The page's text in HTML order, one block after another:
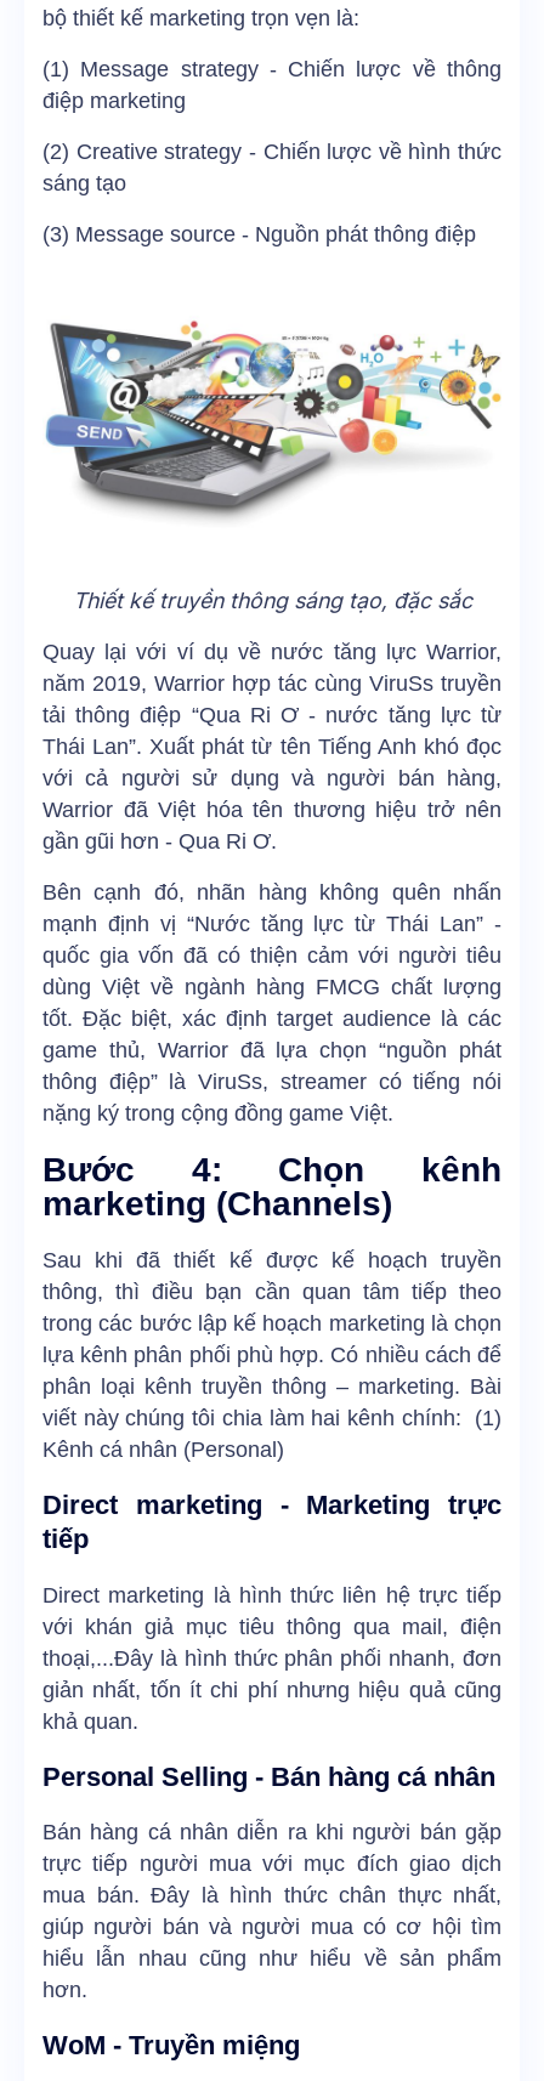
bộ thiết kế marketing trọn vẹn là:
(1) Message strategy - Chiến lược về thông
điệp marketing
(2) Creative strategy - Chiến lược về hình thức
sáng tạo
(3) Message source - Nguồn phát thông điệp
Thiết kế truyền thông sáng tạo, đặc sắc
Quay lại với ví dụ về nước tăng lực Warrior,
năm 2019, Warrior hợp tác cùng ViruSs truyền
tải thông điệp “Qua Ri Ơ - nước tăng lực từ
Thái Lan”. Xuất phát từ tên Tiếng Anh khó đọc
với cả người sử dụng và người bán hàng,
Warrior đã Việt hóa tên thương hiệu trở nên
gần gũi hơn - Qua Ri Ơ.
Bên cạnh đó, nhãn hàng không quên nhấn
mạnh định vị “Nước tăng lực từ Thái Lan” -
quốc gia vốn đã có thiện cảm với người tiêu
dùng Việt về ngành hàng FMCG chất lượng
tốt. Đặc biệt, xác định target audience là các
game thủ, Warrior đã lựa chọn “nguồn phát
thông điệp” là ViruSs, streamer có tiếng nói
nặng ký trong cộng đồng game Việt.
Bước 4: Chọn kênh
marketing (Channels)
Sau khi đã thiết kế được kế hoạch truyền
thông, thì điều bạn cần quan tâm tiếp theo
trong các bước lập kế hoạch marketing là chọn
lựa kênh phân phối phù hợp. Có nhiều cách để
phân loại kênh truyền thông – marketing. Bài
viết này chúng tôi chia làm hai kênh chính: (1)
Kênh cá nhân (Personal)
Direct marketing - Marketing trực
tiếp
Direct marketing là hình thức liên hệ trực tiếp
với khán giả mục tiêu thông qua mail, điện
thoại,...Đây là hình thức phân phối nhanh, đơn
giản nhất, tốn ít chi phí nhưng hiệu quả cũng
khả quan.
Personal Selling - Bán hàng cá nhân
Bán hàng cá nhân diễn ra khi người bán gặp
trực tiếp người mua với mục đích giao dịch
mua bán. Đây là hình thức chân thực nhất,
giúp người bán và người mua có cơ hội tìm
hiểu lẫn nhau cũng như hiểu về sản phẩm
hơn.
WoM - Truyền miệng